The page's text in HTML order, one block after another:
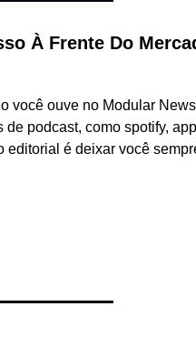
À Frente Do
você ouve no Modular
podcast, como spotify,
editorial é deixar você